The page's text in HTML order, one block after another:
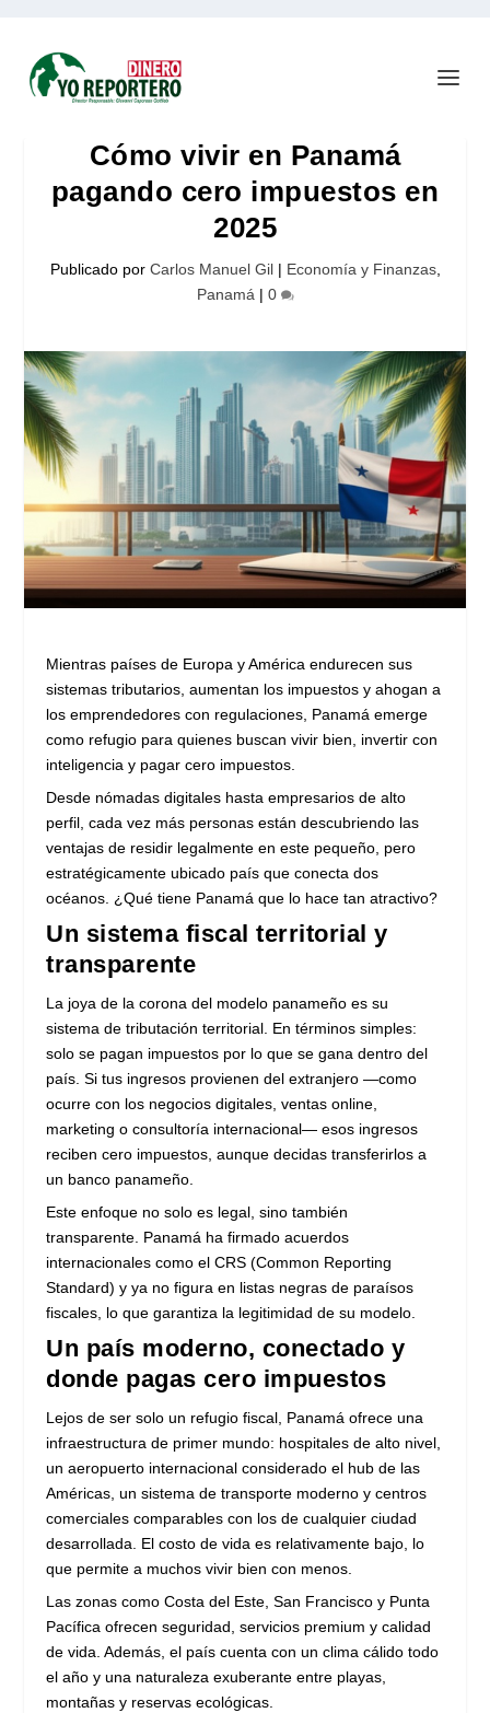
Cómo vivir en Panamá
pagando cero impuestos en
2025
Publicado por Carlos Manuel Gil| Economía y Finanzas,
Panamá | 0
Mientras países de Europa y América endurecen sus
sistemas tributarios, aumentan los impuestos y ahogan a
los emprendedores con regulaciones, Panamá emerge
como refugio para quienes buscan vivir bien, invertir con
inteligencia y pagar cero impuestos.
Desde nómadas digitales hasta empresarios de alto
perfil, cada vez más personas están descubriendo las
ventajas de residir legalmente en este pequeño, pero
estratégicamente ubicado país que conecta dos
océanos. ¿Qué tiene Panamá que lo hace tan atractivo?
Un sistema fiscal territorial y
transparente
La joya de la corona del modelo panameño es su
sistema de tributación territorial. En términos simples:
solo se pagan impuestos por lo que se gana dentro del
país. Si tus ingresos provienen del extranjero —como
ocurre con los negocios digitales, ventas online,
marketing o consultoría internacional— esos ingresos
reciben cero impuestos, aunque decidas transferirlos a
un banco panameño.
Este enfoque no solo es legal, sino también
transparente. Panamá ha firmado acuerdos
internacionales como el CRS (Common Reporting
Standard) y ya no figura en listas negras de paraísos
fiscales, lo que garantiza la legitimidad de su modelo.
Un país moderno, conectado y
donde pagas cero impuestos
Lejos de ser solo un refugio fiscal, Panamá ofrece una
infraestructura de primer mundo: hospitales de alto nivel,
un aeropuerto internacional considerado el hub de las
Américas, un sistema de transporte moderno y centros
comerciales comparables con los de cualquier ciudad
desarrollada. El costo de vida es relativamente bajo, lo
que permite a muchos vivir bien con menos.
Las zonas como Costa del Este, San Francisco y Punta
Pacífica ofrecen seguridad, servicios premium y calidad
de vida. Además, el país cuenta con un clima cálido todo
el año y una naturaleza exuberante entre playas,
montañas y reservas ecológicas.